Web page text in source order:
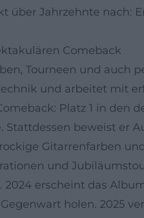
über Jahrzehnte nach:
Comeback
Tourneen und
und arbeitet mit
Platz 1 in
beweist er
Gitarrenfarben
und
erscheint das
holen. 2025